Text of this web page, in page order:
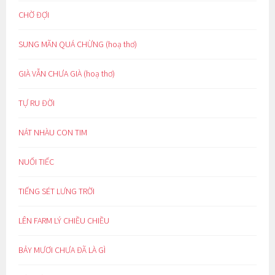
CHỜ ĐỢI
SUNG MÃN QUÁ CHỪNG (hoạ thơ)
GIÀ VẪN CHƯA GIÀ (hoạ thơ)
TỰ RU ĐỜI
NÁT NHÀU CON TIM
NUỐI TIẾC
TIẾNG SÉT LƯNG TRỜI
LÊN FARM LÝ CHIỀU CHIỀU
BẢY MƯƠI CHƯA ĐÃ LÀ GÌ